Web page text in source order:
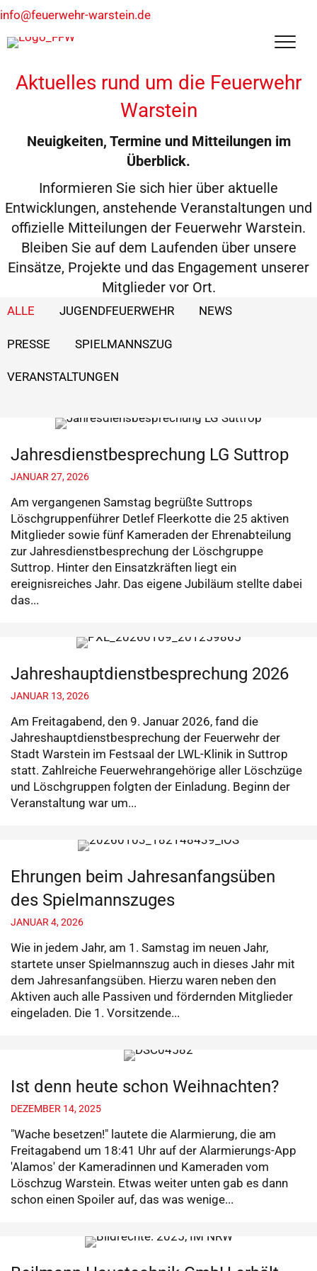
info@feuerwehr-warstein.de
Aktuelles rund um die Feuerwehr
Warstein
Neuigkeiten, Termine und Mitteilungen im
Überblick.
Informieren Sie sich hier über aktuelle
Entwicklungen, anstehende Veranstaltungen und
offizielle Mitteilungen der Feuerwehr Warstein.
Bleiben Sie auf dem Laufenden über unsere
Einsätze, Projekte und das Engagement unserer
Mitglieder vor Ort.
ALLE JUGENDFEUERWEHR NEWS
PRESSE SPIELMANNSZUG
VERANSTALTUNGEN
Jahresdienstbesprechung LG Suttrop
JANUAR 27, 2026
Am vergangenen Samstag begrüßte Suttrops
Löschgruppenführer Detlef Fleerkotte die 25 aktiven
Mitglieder sowie fünf Kameraden der Ehrenabteilung
zur Jahresdienstbesprechung der Löschgruppe
Suttrop. Hinter den Einsatzkräften liegt ein
ereignisreiches Jahr. Das eigene Jubiläum stellte dabei
das...
Jahreshauptdienstbesprechung 2026
JANUAR 13, 2026
Am Freitagabend, den 9. Januar 2026, fand die
Jahreshauptdienstbesprechung der Feuerwehr der
Stadt Warstein im Festsaal der LWL-Klinik in Suttrop
statt. Zahlreiche Feuerwehrangehörige aller Löschzüge
und Löschgruppen folgten der Einladung. Beginn der
Veranstaltung war um...
Ehrungen beim Jahresanfangsüben
des Spielmannszuges
JANUAR 4, 2026
Wie in jedem Jahr, am 1. Samstag im neuen Jahr,
startete unser Spielmannszug auch in dieses Jahr mit
dem Jahresanfangsüben. Hierzu waren neben den
Aktiven auch alle Passiven und fördernden Mitglieder
eingeladen. Die 1. Vorsitzende...
Ist denn heute schon Weihnachten?
DEZEMBER 14, 2025
"Wache besetzen!" lautete die Alarmierung, die am
Freitagabend um 18:41 Uhr auf der Alarmierungs-App
'Alamos' der Kameradinnen und Kameraden vom
Löschzug Warstein. Etwas weiter unten gab es dann
schon einen Spoiler auf, das was wenige...